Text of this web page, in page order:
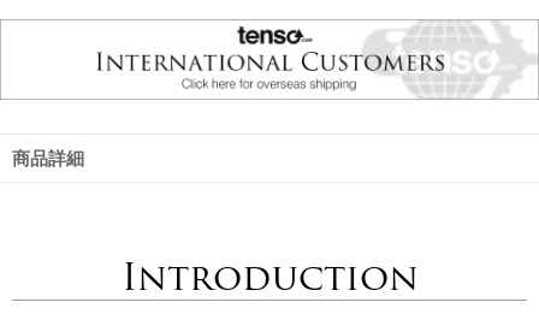
商品詳細
Introduction